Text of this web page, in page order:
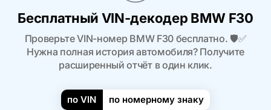
Бесплатный VIN-декодер BMW F30
Проверьте VIN-номер BMW F30 бесплатно. 🛡️✅
Нужна полная история автомобиля? Получите
расширенный отчёт в один клик.
по VIN по номерному знаку